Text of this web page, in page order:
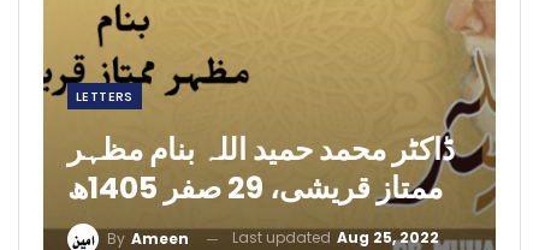
LETTERS
ڈاکٹر محمد حمید اللہ بنام مظہر
ممتاز قریشی، 29 صفر 1405ھ
By Ameen Last updated Aug 25, 2022